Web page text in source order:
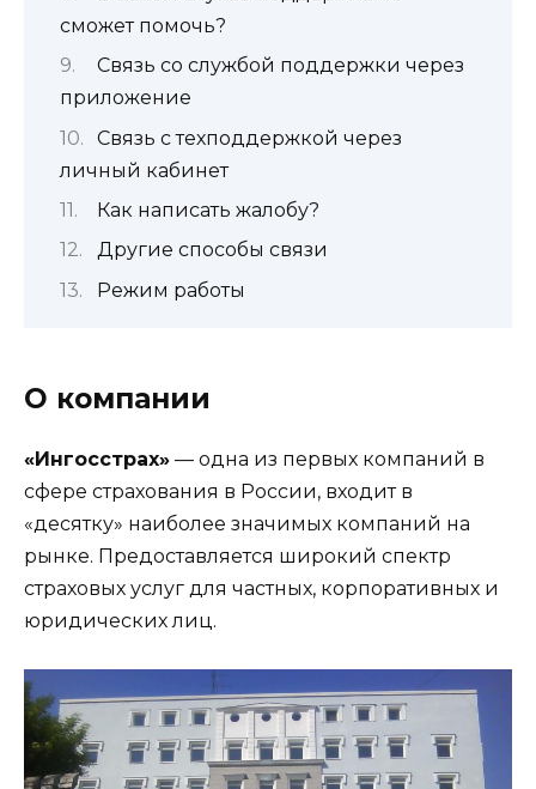
сможет помочь?
Связь со службой поддержки через
приложение
Связь с техподдержкой через
личный кабинет
Как написать жалобу?
Другие способы связи
Режим работы
О компании
«Ингосстрах» — одна из первых компаний в
сфере страхования в России, входит в
«десятку» наиболее значимых компаний на
рынке. Предоставляется широкий спектр
страховых услуг для частных, корпоративных и
юридических лиц.